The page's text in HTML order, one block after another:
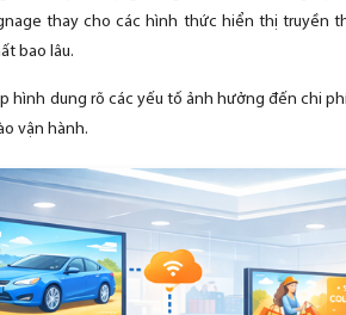
thay cho các hình thức hiển thị truyền
bao lâu.
hình dung rõ các yếu tố ảnh hưởng đến chi
vận hành.